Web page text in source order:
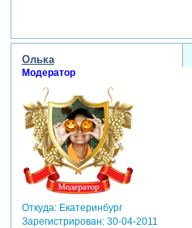
Олька
Модератор
Откуда:Екатеринбург
Зарегистрирован: 30-04-2011